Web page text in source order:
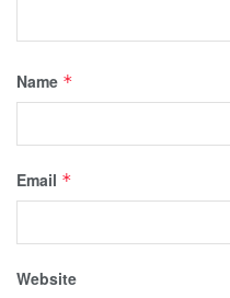
Name *
Email *
Website